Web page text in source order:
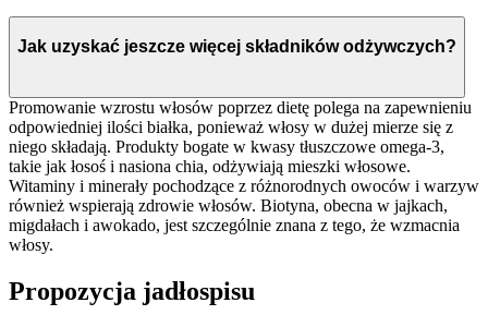
Jak uzyskać jeszcze więcej składników odżywczych?
Promowanie wzrostu włosów poprzez dietę polega na zapewnieniu
odpowiedniej ilości białka, ponieważ włosy w dużej mierze się z
niego składają. Produkty bogate w kwasy tłuszczowe omega-3,
takie jak łosoś i nasiona chia, odżywiają mieszki włosowe.
Witaminy i minerały pochodzące z różnorodnych owoców i warzyw
również wspierają zdrowie włosów. Biotyna, obecna w jajkach,
migdałach i awokado, jest szczególnie znana z tego, że wzmacnia
włosy.
Propozycja jadłospisu